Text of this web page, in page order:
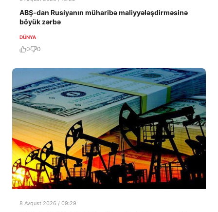
ABŞ-dan Rusiyanın müharibə maliyyələşdirməsinə
böyük zərbə
DÜNYA
0 0
8 Avqust 2026 / 09:29